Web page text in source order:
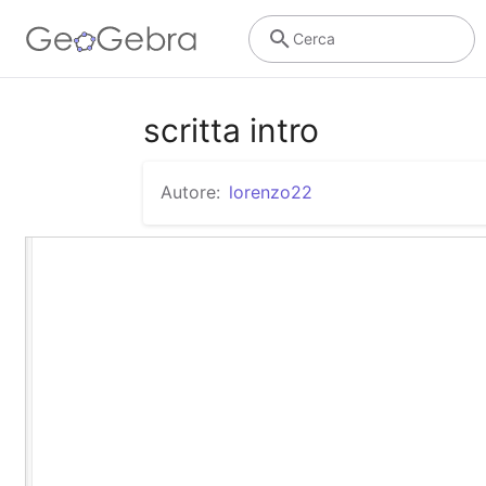
Cerca
scritta intro
Autore: lorenzo22